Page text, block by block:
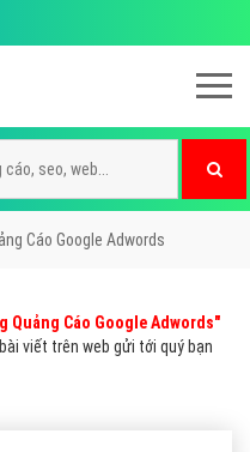
Cáo Google Adwords
Quảng Cáo Google Adwords"
viết trên web gửi tới quý bạn